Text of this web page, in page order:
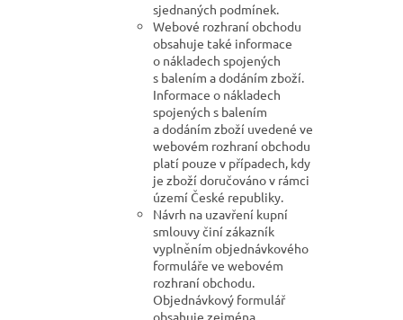
sjednaných podmínek.
Webové rozhraní obchodu
obsahuje také informace
o nákladech spojených
s balením a dodáním zboží.
Informace o nákladech
spojených s balením
a dodáním zboží uvedené ve
webovém rozhraní obchodu
platí pouze v případech, kdy
je zboží doručováno v rámci
území České republiky.
Návrh na uzavření kupní
smlouvy činí zákazník
vyplněním objednávkového
formuláře ve webovém
rozhraní obchodu.
Objednávkový formulář
obsahuje zejména